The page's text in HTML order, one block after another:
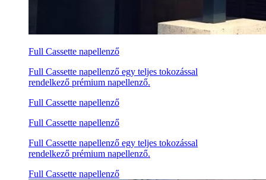
Full Cassette napellenző
Full Cassette napellenző egy teljes tokozással
rendelkező prémium napellenző.
Full Cassette napellenző
Full Cassette napellenző
Full Cassette napellenző egy teljes tokozással
rendelkező prémium napellenző.
Full Cassette napellenző